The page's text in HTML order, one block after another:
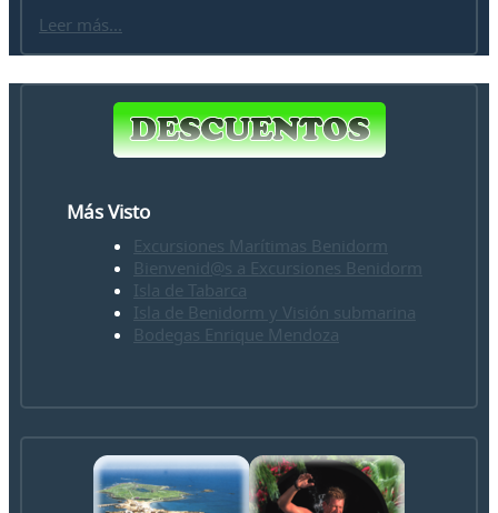
Leer más...
Más Visto
Excursiones Marítimas Benidorm
Bienvenid@s a Excursiones Benidorm
Isla de Tabarca
Isla de Benidorm y Visión submarina
Bodegas Enrique Mendoza